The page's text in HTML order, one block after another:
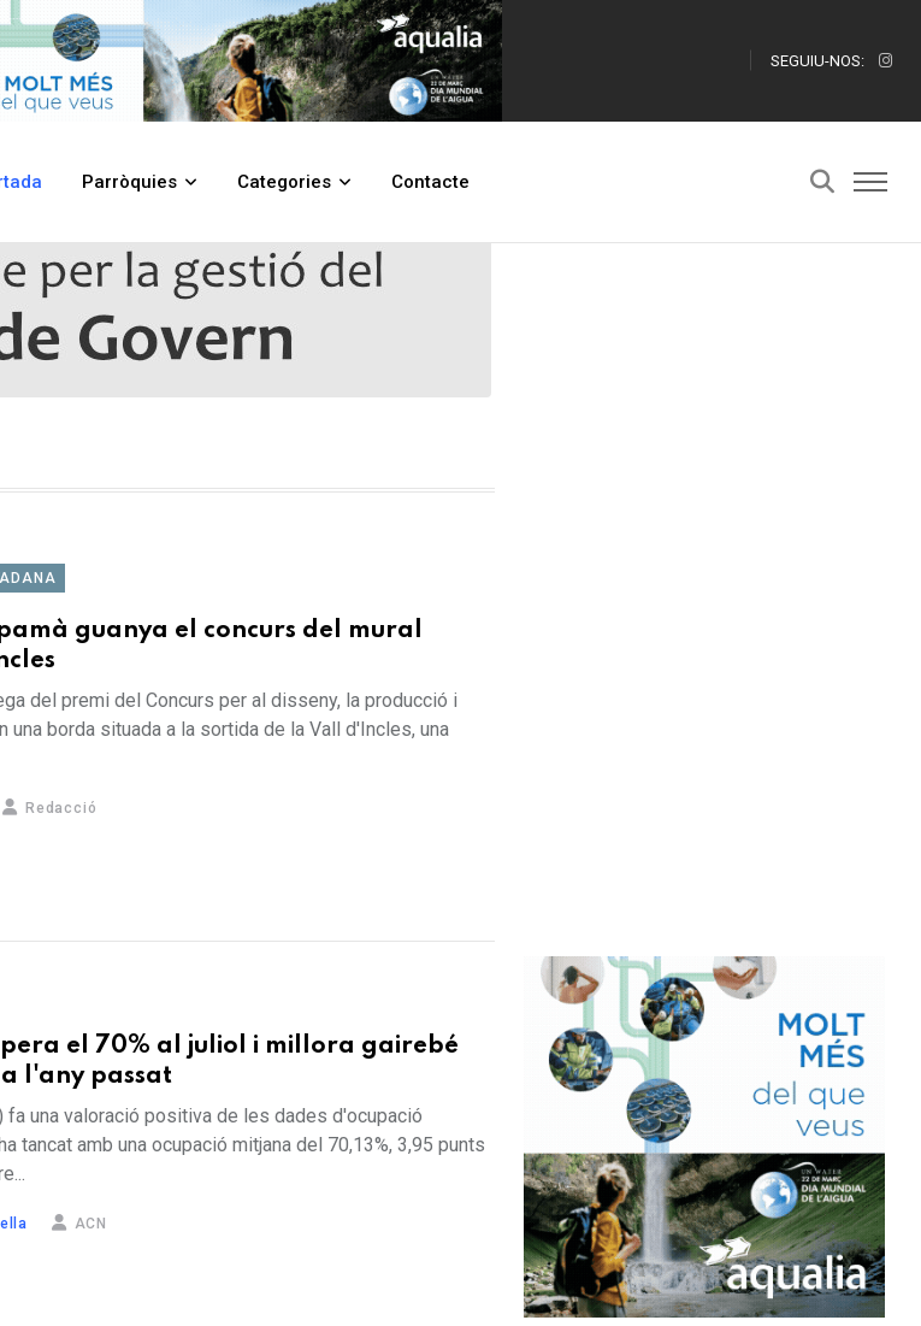
SEGUIU-NOS:
Parròquies Categories Contacte
guanya el concurs del mural
del premi del Concurs per al disseny, la producció i
una borda situada a la sortida de la Vall d'Incles, una
Redacció
el 70% al juliol i millora gairebé
l'any passat
fa una valoració positiva de les dades d'ocupació
tancat amb una ocupació mitjana del 70,13%, 3,95 punts
ACN